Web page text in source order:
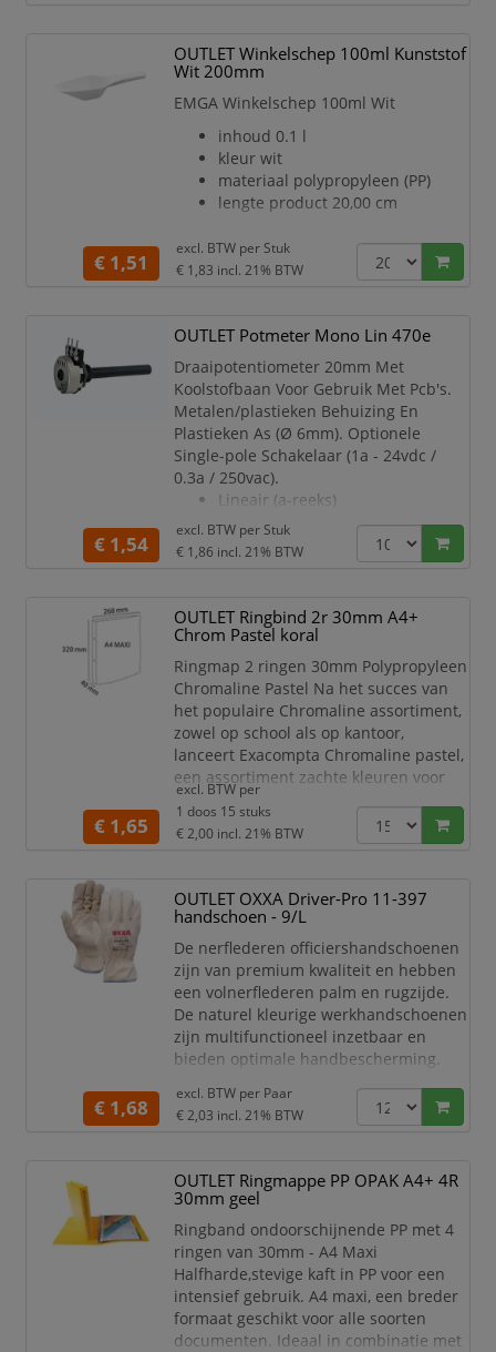
Geschikt voor Kliklijsten, A-
Borden en Windtalker®
Breedte (mm) 210
Lengte (mm) 0,5
Materiaal Polypropyleen
OUTLET Winkelschep 100ml Kunststof
Wit 200mm
EMGA Winkelschep 100ml Wit
inhoud 0.1 l
kleur wit
materiaal polypropyleen (PP)
lengte product 20,00 cm
€ 1,51
excl. BTW per Stuk
€ 1,83 incl. 21% BTW
OUTLET Potmeter Mono Lin 470e
Draaipotentiometer 20mm Met
Koolstofbaan Voor Gebruik Met Pcb's.
Metalen/plastieken Behuizing En
Plastieken As (Ø 6mm). Optionele
Single-pole Schakelaar (1a - 24vdc /
0.3a / 250vac).
Lineair (a-reeks)
Mono
Geen Schakelaar
(e3-reeks)
Max. Vermogensdissipatie: 0.4w
Tolerantie: ±20%
Max. Werkspanning: 500vdc
Temperatuurbereik: -10°c Tot
+70°c
Elektrische Rotatie: 300° ± 5°
€ 1,54
excl. BTW per Stuk
€ 1,86 incl. 21% BTW
OUTLET Ringbind 2r 30mm A4+
Chrom Pastel koral
Ringmap 2 ringen 30mm Polypropyleen
Chromaline Pastel Na het succes van
het populaire Chromaline assortiment,
zowel op school als op kantoor,
lanceert Exacompta Chromaline pastel,
een assortiment zachte kleuren voor
een zen en hygge sfeer. Voor gebruik
op school of thuis, ontdek de
onmisbare opbergoplossingen in
trendy kleuren die passen bij de
Aquarel-collectie. Soepele transparante
€ 1,65
excl. BTW per
1 doos 15 stuks
€ 2,00 incl. 21% BTW
OUTLET OXXA Driver-Pro 11-397
handschoen - 9/L
De nerflederen officiershandschoenen
zijn van premium kwaliteit en hebben
een volnerflederen palm en rugzijde.
De naturel kleurige werkhandschoenen
zijn multifunctioneel inzetbaar en
bieden optimale handbescherming.
'Driver' handschoen gemaakt van
A-kwaliteit buffelleder (0.9-1.0
handschoen
Zigzag elastiek op de rugzijde
Zeer soepele en ongevoerde
handschoen
Slip-on manchet
Handschoen is Chroom-6 vrij
Kleur: na
€ 1,68
excl. BTW per Paar
€ 2,03 incl. 21% BTW
OUTLET Ringmappe PP OPAK A4+ 4R
30mm geel
Ringband ondoorschijnende PP met 4
ringen van 30mm - A4 Maxi
Halfharde,stevige kaft in PP voor een
intensief gebruik. A4 maxi, een breder
formaat geschikt voor alle soorten
documenten. Ideaal in combinatie met